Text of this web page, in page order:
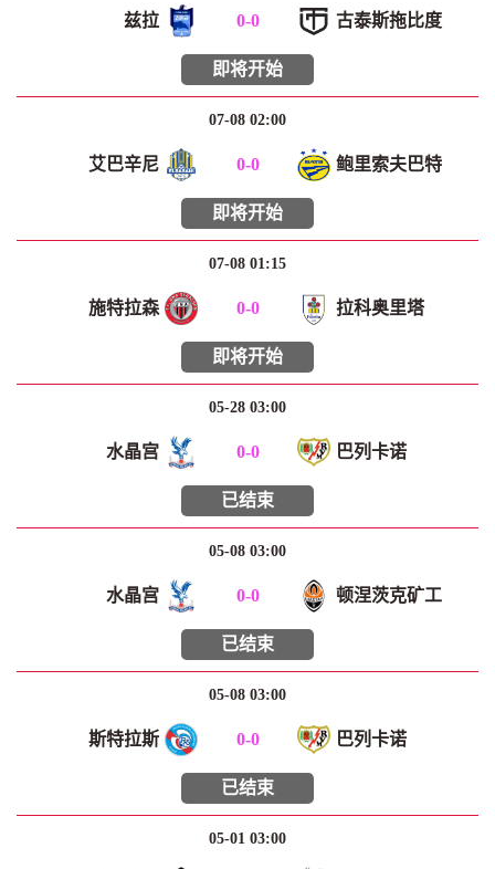
兹拉 0-0 古泰斯拖比度
即将开始
07-08 02:00
艾巴辛尼 0-0 鲍里索夫巴特
即将开始
07-08 01:15
施特拉森 0-0 拉科奥里塔
即将开始
05-28 03:00
水晶宫 0-0 巴列卡诺
已结束
05-08 03:00
水晶宫 0-0 顿涅茨克矿工
已结束
05-08 03:00
斯特拉斯 0-0 巴列卡诺
已结束
05-01 03:00